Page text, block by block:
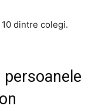
dintre colegi.